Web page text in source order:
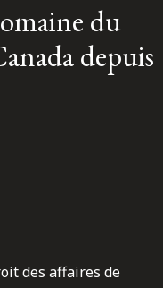
du
depuis
des affaires de